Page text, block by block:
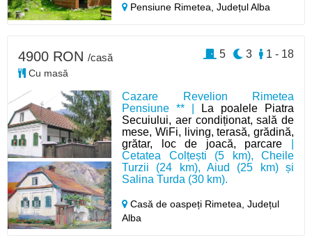
Pensiune Rimetea,Județul Alba
Cazare Revelion Rimetea
Pensiune ** |
La poalele Piatra
Secuiului, aer condiționat, sală de
mese, WiFi, living, terasă, grădină,
grătar, loc de joacă, parcare
Cetatea Colțești (5 km), Cheile
Turzii (24 km), Aiud (25 km) și
Salina Turda (30 km).
Casă de oaspeți Rimetea,Județul
Alba
4900 RON /casă
Cu masă
1 - 18
3
5